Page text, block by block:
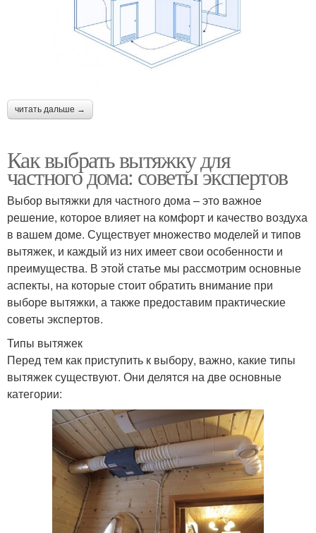
читать дальше →
Как выбрать вытяжку для
частного дома: советы экспертов
Выбор вытяжки для частного дома – это важное
решение, которое влияет на комфорт и качество воздуха
в вашем доме. Существует множество моделей и типов
вытяжек, и каждый из них имеет свои особенности и
преимущества. В этой статье мы рассмотрим основные
аспекты, на которые стоит обратить внимание при
выборе вытяжки, а также предоставим практические
советы экспертов.
Типы вытяжек
Перед тем как приступить к выбору, важно, какие типы
вытяжек существуют. Они делятся на две основные
категории: